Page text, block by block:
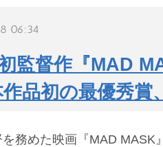
06:34
監督作『MAD
品初の最優秀賞
を務めた映画『MAD MASK